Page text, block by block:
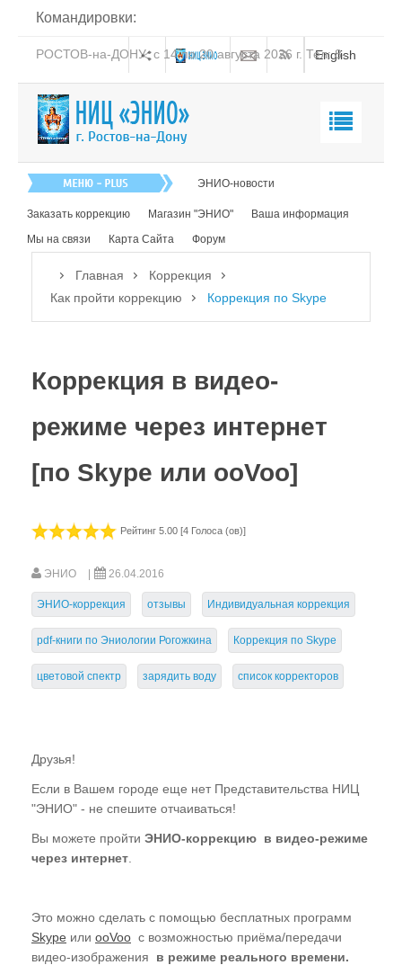
Командировки:
РОСТОВ-на-ДОНУ: с 14 по 20 августа 2026 г. Тел: 8-
English
Суть ЭНИО-коррекции
Как проходит коррекция
"Зарядка" воды
После коррекции
Корректоры НИЦ "ЭНИО"
Пять основных ошибок человека
Энергетика человека.
---- Гадание. Спиритизм. Магия.
---- Сожаление об умерших
Как исправить свои ошибки
---- Осознание своих ошибок
---- Раскаяние и Прощение
Общий сеанс коррекции
ЭНИО-новости
Заказать коррекцию Магазин "ЭНИО"
Ваша информация
Мы на связи
Карта Сайта Форум
Главная
Коррекция
Как пройти коррекцию
Коррекция по Skype
Коррекция в видео-
режиме через интернет
[по Skype или ooVoo]
Рейтинг 5.00 [4 Голоса (ов)]
ЭНИО 26.04.2016
ЭНИО-коррекция отзывы Индивидуальная коррекция
pdf-книги по Эниологии Рогожкина Коррекция по Skype
цветовой спектр зарядить воду список корректоров
Друзья!
Если в Вашем городе еще нет Представительства НИЦ
"ЭНИО" - не спешите отчаиваться!
Вы можете пройти ЭНИО-коррекцию в видео-режиме
через интернет
Это можно сделать с помощью бесплатных программ
Skype или ooVoo с возможностью приёма/передачи
видео-изображения в режиме реального времени.